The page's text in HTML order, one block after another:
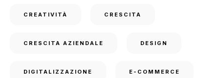
CREATIVITÀ CRESCITA
CRESCITA AZIENDALE DESIGN
DIGITALIZZAZIONE E-COMMERCE